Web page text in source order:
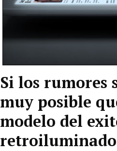
Si los rumores
muy posible
modelo del
retroiluminado